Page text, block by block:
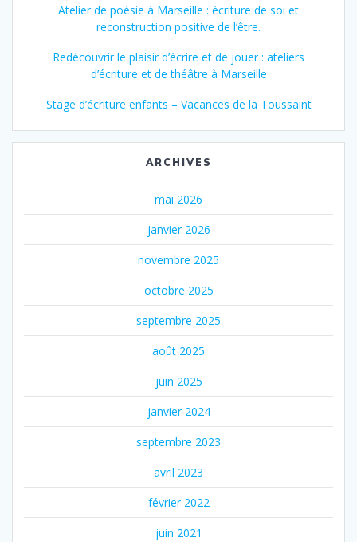
Atelier de poésie à Marseille : écriture de soi et
reconstruction positive de l’être.
Redécouvrir le plaisir d’écrire et de jouer : ateliers
d’écriture et de théâtre à Marseille
Stage d’écriture enfants – Vacances de la Toussaint
ARCHIVES
mai 2026
janvier 2026
novembre 2025
octobre 2025
septembre 2025
août 2025
juin 2025
janvier 2024
septembre 2023
avril 2023
février 2022
juin 2021